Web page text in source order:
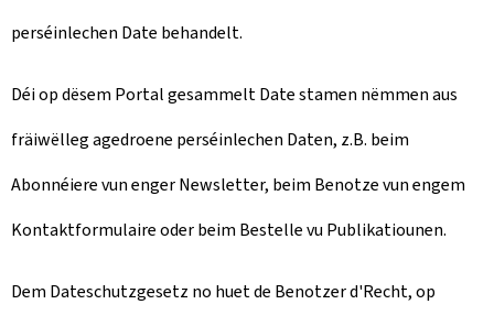
perséinlechen Date behandelt.
Déi op dësem Portal gesammelt Date stamen nëmmen aus
fräiwëlleg agedroene perséinlechen Daten, z.B. beim
Abonnéiere vun enger Newsletter, beim Benotze vun engem
Kontaktformulaire oder beim Bestelle vu Publikatiounen.
Dem Dateschutzgesetz no huet de Benotzer d'Recht, op